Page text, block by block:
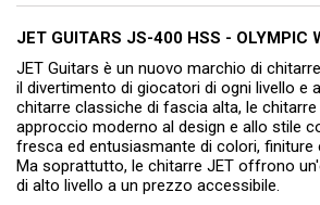
JET GUITARS JS-400 HSS - OLYMPIC
JET Guitars è un nuovo marchio di
il divertimento di giocatori di ogni livello e
chitarre classiche di fascia alta, le
approccio moderno al design e allo stile
fresca ed entusiasmante di colori, finiture
Ma soprattutto, le chitarre JET offrono
di alto livello a un prezzo accessibile.